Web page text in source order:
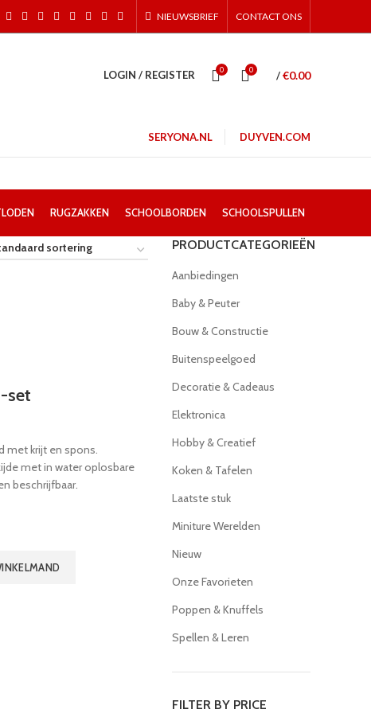
NIEUWSBRIEF CONTACT ONS
LOGIN / REGISTER 0 0 /€0.00
SERYONA.NL DUYVEN.COM
RUGZAKKEN SCHOOLBORDEN SCHOOLSPULLEN
PRODUCTCATEGORIEËN
Aanbiedingen
Baby & Peuter
Bouw & Constructie
Buitenspeelgoed
Decoratie & Cadeaus
Elektronica
Hobby & Creatief
Koken & Tafelen
Laatste stuk
Miniture Werelden
Nieuw
Onze Favorieten
Poppen & Knuffels
Spellen & Leren
FILTER BY PRICE
set
met krijt en spons.
met in water oplosbare
beschrijfbaar.